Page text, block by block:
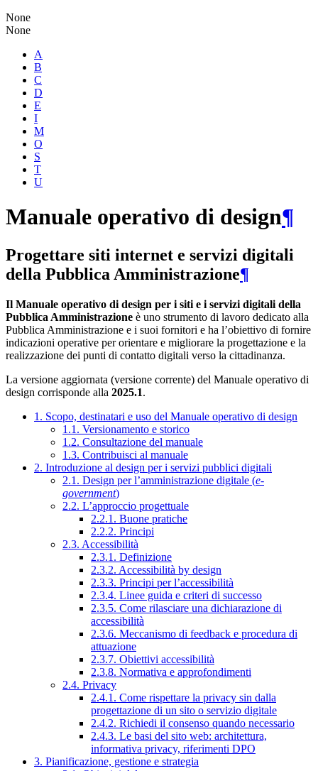
None
None
A
B
C
D
E
I
M
O
S
T
U
Manuale operativo di design¶
Progettare siti internet e servizi digitali
della Pubblica Amministrazione¶
Il Manuale operativo di design per i siti e i servizi digitali della
Pubblica Amministrazione è uno strumento di lavoro dedicato alla
Pubblica Amministrazione e i suoi fornitori e ha l’obiettivo di fornire
indicazioni operative per orientare e migliorare la progettazione e la
realizzazione dei punti di contatto digitali verso la cittadinanza.
La versione aggiornata (versione corrente) del Manuale operativo di
design corrisponde alla 2025.1.
1. Scopo, destinatari e uso del Manuale operativo di design
1.1. Versionamento e storico
1.2. Consultazione del manuale
1.3. Contribuisci al manuale
2. Introduzione al design per i servizi pubblici digitali
2.1. Design per l’amministrazione digitale (e-
government)
2.2. L’approccio progettuale
2.2.1. Buone pratiche
2.2.2. Principi
2.3. Accessibilità
2.3.1. Definizione
2.3.2. Accessibilità by design
2.3.3. Principi per l’accessibilità
2.3.4. Linee guida e criteri di successo
2.3.5. Come rilasciare una dichiarazione di
accessibilità
2.3.6. Meccanismo di feedback e procedura di
attuazione
2.3.7. Obiettivi accessibilità
2.3.8. Normativa e approfondimenti
2.4. Privacy
2.4.1. Come rispettare la privacy sin dalla
progettazione di un sito o servizio digitale
2.4.2. Richiedi il consenso quando necessario
2.4.3. Le basi del sito web: architettura,
informativa privacy, riferimenti DPO
3. Pianificazione, gestione e strategia